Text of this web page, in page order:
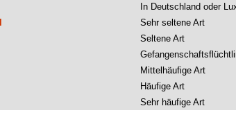
In Deutschland oder
Sehr seltene Art
Seltene Art
Mittelhäufige Art
Häufige Art
Sehr häufige Art